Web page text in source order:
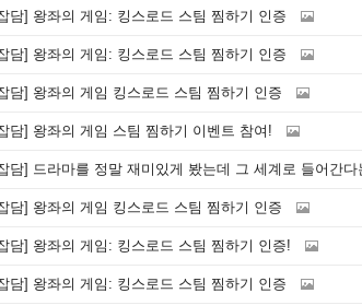
담] 왕좌의 게임: 킹스로드 스팀 찜하기 인증
담] 왕좌의 게임: 킹스로드 스팀 찜하기 인증
담] 왕좌의 게임 킹스로드 스팀 찜하기 인증
담] 왕좌의 게임 스팀 찜하기 이벤트 참여!
담] 드라마를 정말 재미있게 봤는데 그 세계로 들어간다는 점이
담] 왕좌의 게임 킹스로드 스팀 찜하기 인증
담] 왕좌의 게임: 킹스로드 스팀 찜하기 인증!
담] 왕좌의 게임: 킹스로드 스팀 찜하기 인증